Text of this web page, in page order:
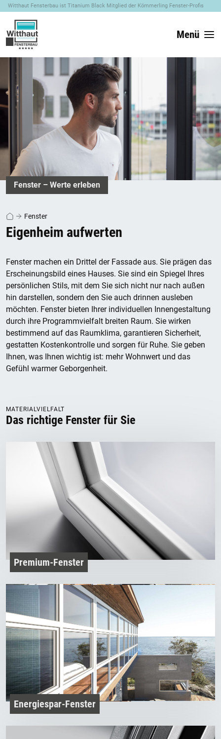
Witthaut Fensterbau ist Titanium Black Mitglied der Kömmerling Fenster-Profis
Menü
Fenster – Werte erleben
Fenster
Eigenheim aufwerten
Fenster machen ein Drittel der Fassade aus. Sie prägen das
Erscheinungsbild eines Hauses. Sie sind ein Spiegel Ihres
persönlichen Stils, mit dem Sie sich nicht nur nach außen
hin darstellen, sondern den Sie auch drinnen ausleben
möchten. Fenster bieten Ihrer individuellen Innengestaltung
durch ihre Programmvielfalt breiten Raum. Sie wirken
bestimmend auf das Raumklima, garantieren Sicherheit,
gestatten Kostenkontrolle und sorgen für Ruhe. Sie geben
Ihnen, was Ihnen wichtig ist: mehr Wohnwert und das
Gefühl warmer Geborgenheit.
MATERIALVIELFALT
Das richtige Fenster für Sie
Premium-Fenster
Energiespar-Fenster